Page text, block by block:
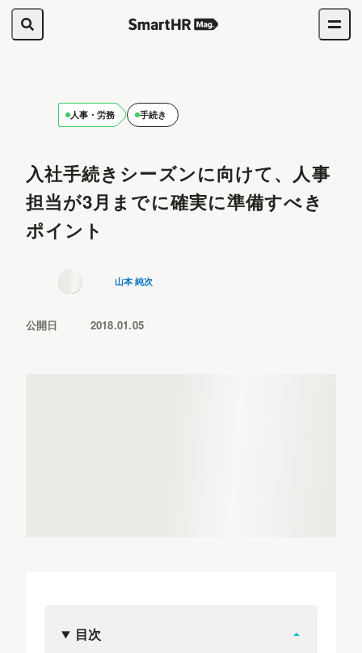
人事・労務 手続き
入社手続きシーズンに向けて、人事
担当が3月までに確実に準備すべき
ポイント
山本 純次
公開日 2018.01.05
目次